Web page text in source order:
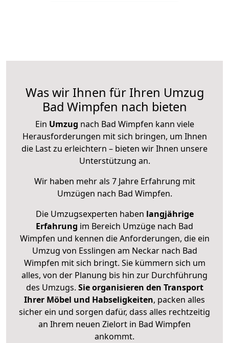
Was wir Ihnen für Ihren Umzug
Bad Wimpfen nach bieten
Ein Umzug nach Bad Wimpfen kann viele
Herausforderungen mit sich bringen, um Ihnen
die Last zu erleichtern – bieten wir Ihnen unsere
Unterstützung an.
Wir haben mehr als 7 Jahre Erfahrung mit
Umzügen nach Bad Wimpfen.
Die Umzugsexperten haben langjährige
Erfahrung im Bereich Umzüge nach Bad
Wimpfen und kennen die Anforderungen, die ein
Umzug von Esslingen am Neckar nach Bad
Wimpfen mit sich bringt. Sie kümmern sich um
alles, von der Planung bis hin zur Durchführung
des Umzugs. Sie organisieren den Transport
Ihrer Möbel und Habseligkeiten, packen alles
sicher ein und sorgen dafür, dass alles rechtzeitig
an Ihrem neuen Zielort in Bad Wimpfen
ankommt.